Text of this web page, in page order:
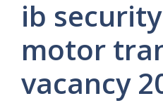
ib
motor
vacancy